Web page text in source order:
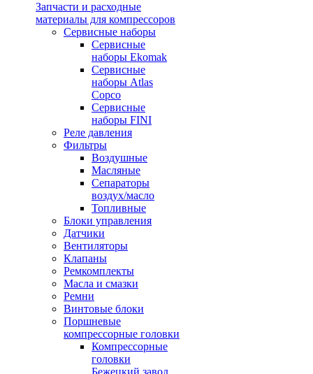
Запчасти и расходные
материалы для компрессоров
Cервисные наборы
Сервисные
наборы Ekomak
Cервисные
наборы Atlas
Copco
Сервисные
наборы FINI
Реле давления
Фильтры
Воздушные
Масляные
Сепараторы
воздух/масло
Топливные
Блоки управления
Датчики
Вентиляторы
Клапаны
Ремкомплекты
Масла и смазки
Ремни
Винтовые блоки
Поршневые
компрессорные головки
Компрессорные
головки
Бежецкий завод